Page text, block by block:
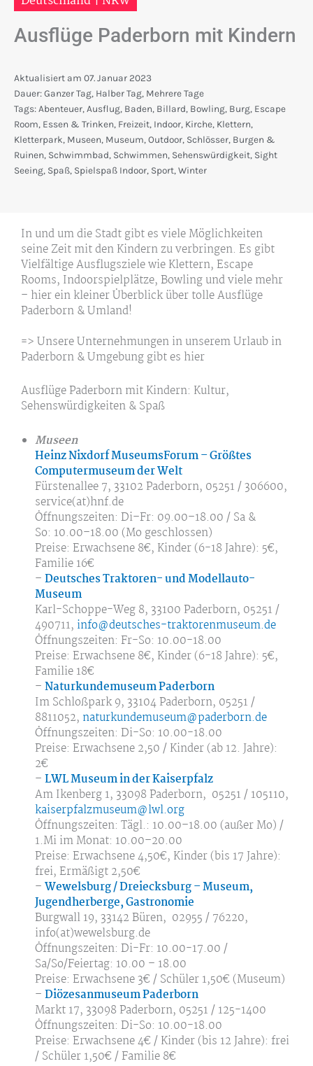
Ausflüge Paderborn mit Kindern
Aktualisiert am 07. Januar 2023
Dauer:Ganzer Tag, Halber Tag, Mehrere Tage
Tags: Abenteuer, Ausflug, Baden, Billard, Bowling, Burg, Escape
Room, Essen & Trinken, Freizeit, Indoor, Kirche, Klettern,
Kletterpark, Museen, Museum, Outdoor, Schlösser, Burgen &
Ruinen, Schwimmbad, Schwimmen, Sehenswürdigkeit, Sight
Seeing, Spaß, Spielspaß Indoor, Sport, Winter
In und um die Stadt gibt es viele Möglichkeiten
seine Zeit mit den Kindern zu verbringen. Es gibt
Vielfältige Ausflugsziele wie Klettern, Escape
Rooms, Indoorspielplätze, Bowling und viele mehr
– hier ein kleiner Überblick über tolle Ausflüge
Paderborn & Umland!
=> Unsere Unternehmungen in unserem Urlaub in
Paderborn & Umgebung gibt es hier
Ausflüge Paderborn mit Kindern: Kultur,
Sehenswürdigkeiten & Spaß
Museen
Heinz Nixdorf MuseumsForum – Größtes
Computermuseum der Welt
Fürstenallee 7, 33102 Paderborn, 05251 / 306600,
service(at)hnf.de
Öffnungszeiten: Di–Fr: 09.00–18.00 / Sa &
So: 10.00–18.00 (Mo geschlossen)
Preise: Erwachsene 8€, Kinder (6-18 Jahre): 5€,
Familie 16€
– Deutsches Traktoren- und Modellauto-
Museum
Karl-Schoppe-Weg 8, 33100 Paderborn, 05251 /
490711, info@deutsches-traktorenmuseum.de
Öffnungszeiten: Fr-So: 10.00-18.00
Preise: Erwachsene 8€, Kinder (6-18 Jahre): 5€,
Familie 18€
– Naturkundemuseum Paderborn
Im Schloßpark 9, 33104 Paderborn, 05251 /
8811052, naturkundemuseum@paderborn.de
Öffnungszeiten: Di-So: 10.00-18.00
Preise: Erwachsene 2,50 / Kinder (ab 12. Jahre):
2€
– LWL Museum in der Kaiserpfalz
Am Ikenberg 1, 33098 Paderborn, 05251 / 105110,
kaiserpfalzmuseum@lwl.org
Öffnungszeiten: Tägl.: 10.00–18.00 (außer Mo) /
1.Mi im Monat: 10.00–20.00
Preise: Erwachsene 4,50€, Kinder (bis 17 Jahre):
frei, Ermäßigt 2,50€
– Wewelsburg / Dreiecksburg – Museum,
Jugendherberge, Gastronomie
Burgwall 19, 33142 Büren, 02955 / 76220,
info(at)wewelsburg.de
Öffnungszeiten: Di-Fr: 10.00-17.00 /
Sa/So/Feiertag: 10.00 – 18.00
Preise: Erwachsene 3€ / Schüler 1,50€ (Museum)
– Diözesanmuseum Paderborn
Markt 17, 33098 Paderborn, 05251 / 125-1400
Öffnungszeiten: Di-So: 10.00-18.00
Preise: Erwachsene 4€ / Kinder (bis 12 Jahre): frei
/ Schüler 1,50€ / Familie 8€